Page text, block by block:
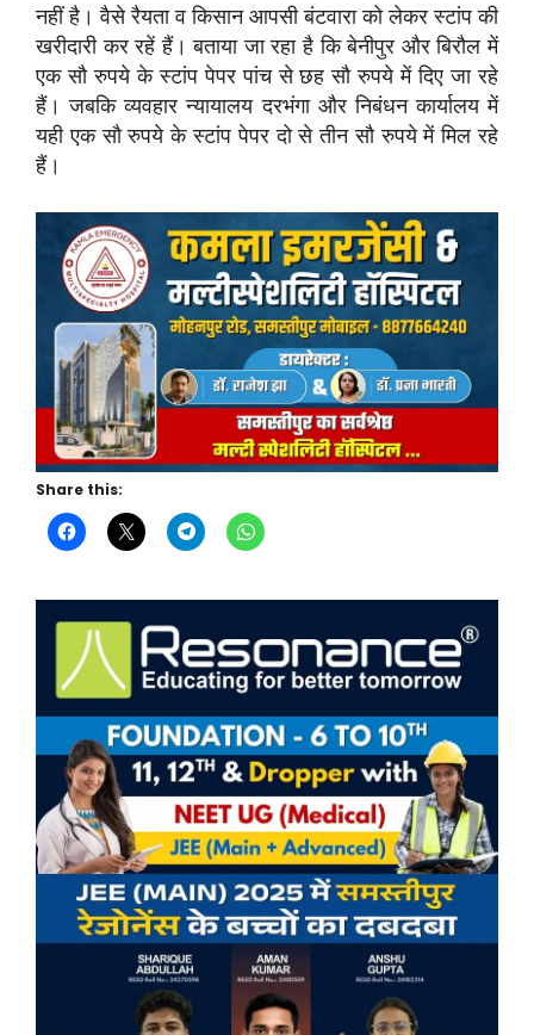
नहीं है। वैसे रैयता व किसान आपसी बंटवारा को लेकर स्टांप की
खरीदारी कर रहें हैं। बताया जा रहा है कि बेनीपुर और बिरौल में
एक सौ रुपये के स्टांप पेपर पांच से छह सौ रुपये में दिए जा रहे
हैं। जबकि व्यवहार न्यायालय दरभंगा और निबंधन कार्यालय में
यही एक सौ रुपये के स्टांप पेपर दो से तीन सौ रुपये में मिल रहे
हैं।
Share this: